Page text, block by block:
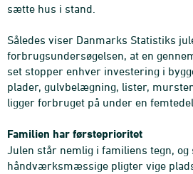
sætte hus i stand.
Således viser Danmarks Statistiks
forbrugsundersøgelsen, at en
set stopper enhver investering i
plader, gulvbelægning, lister,
ligger forbruget på under en
Familien har førsteprioritet
Julen står nemlig i familiens tegn, og
håndværksmæssige pligter vige